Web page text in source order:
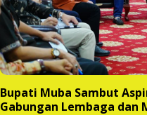
Bupati Muba Sambut
Gabungan Lembaga dan